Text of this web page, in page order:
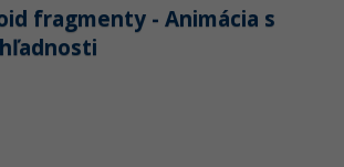
fragmenty - Animácia s